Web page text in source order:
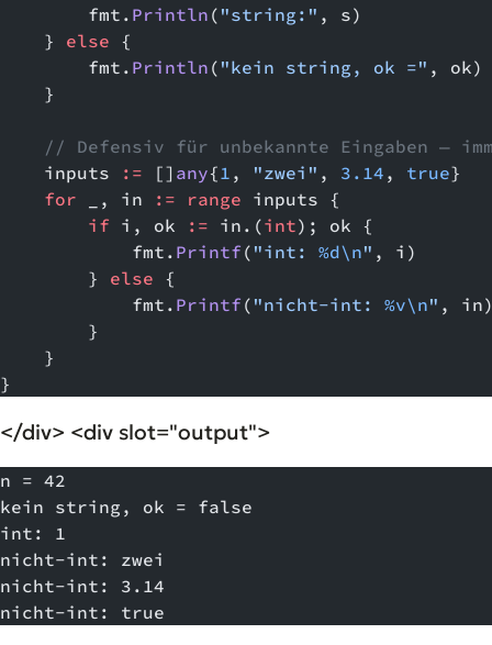
        fmt.
Println ( "string:" , s)
    }
else {
        fmt.
Println ( "kein string, ok =" , ok)
    }
// Defensiv für unbekannte Eingaben —
    inputs
:= [] any{1 , "zwei" , 3.14 , true}
    for
_, in := range inputs {
        if
i, ok := in.(int); ok {
            fmt.
Printf ( "int: %d\n" , i)
        }
else {
            fmt.
Printf ( "nicht-int: %v\n" ,
        }
    }
}
</div> <div slot="output">
n = 42
kein string, ok = false
int: 1
nicht-int: zwei
nicht-int: 3.14
nicht-int: true